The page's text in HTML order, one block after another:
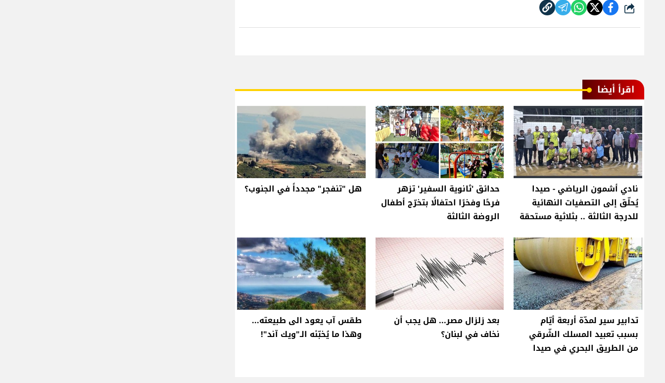
شارك
اقرأ أيضا
نادي أشمون الرياضي - صيدا
يُحلّق إلى التصفيات النهائية
للدرجة الثالثة .. بثلاثية مستحقة
حدائق 'ثانوية السفير' تزهر
فرحًا وفخرًا احتفالًا بتخرّج أطفال
الروضة الثالثة
هل "تنفجر" مجدداً في الجنوب؟
تدابير سير لمدّة أربعة أيّام
بسبب تعبيد المسلك الشّرقي
من الطريق البحري في صيدا
بعد زلزال مصر... هل يجب أن
نخاف في لبنان؟
طقس آب يعود الى طبيعته...
وهذا ما يُخبّئه الـ"ويك آند"!